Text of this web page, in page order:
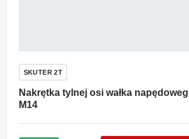
SKUTER 2T
Nakrętka tylnej osi wałka
M14